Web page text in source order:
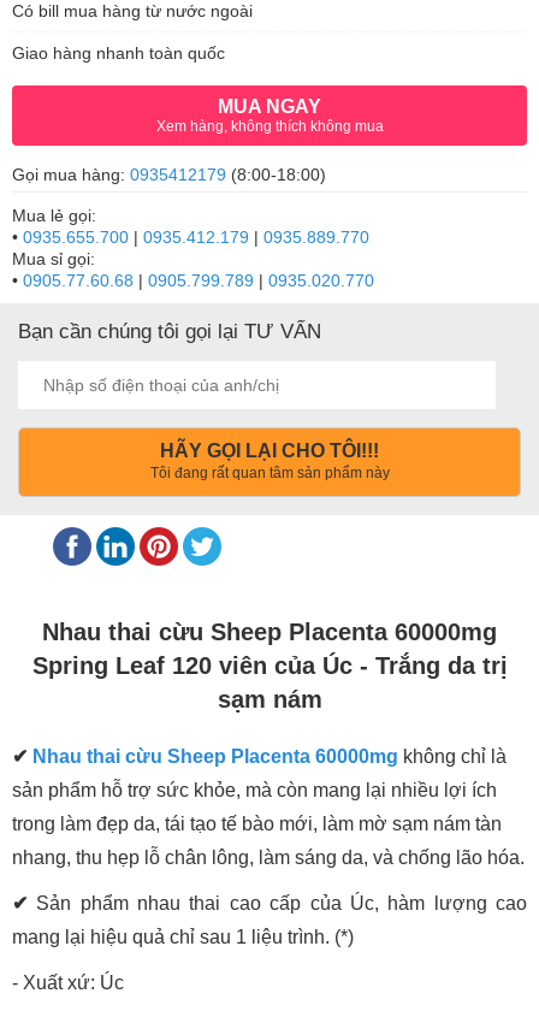
Có bill mua hàng từ nước ngoài
Giao hàng nhanh toàn quốc
MUA NGAY
Xem hàng, không thích không mua
Gọi mua hàng: 0935412179 (8:00-18:00)
Mua lẻ gọi:
• 0935.655.700 | 0935.412.179 | 0935.889.770
Mua sỉ gọi:
• 0905.77.60.68 | 0905.799.789 | 0935.020.770
Bạn cần chúng tôi gọi lại TƯ VẤN
HÃY GỌI LẠI CHO TÔI!!!
Tôi đang rất quan tâm sản phẩm này
Nhau thai cừu Sheep Placenta 60000mg
Spring Leaf 120 viên của Úc - Trắng da trị
sạm nám
✔ Nhau thai cừu Sheep Placenta 60000mg không chỉ là
sản phẩm hỗ trợ sức khỏe, mà còn mang lại nhiều lợi ích
trong làm đẹp da, tái tạo tế bào mới, làm mờ sạm nám tàn
nhang, thu hẹp lỗ chân lông, làm sáng da, và chống lão hóa.
✔ Sản phẩm nhau thai cao cấp của Úc, hàm lượng cao
mang lại hiệu quả chỉ sau 1 liệu trình. (*)
- Xuất xứ: Úc